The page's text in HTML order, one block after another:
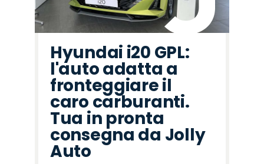
Hyundai i20 GPL:
l'auto adatta a
fronteggiare il
caro carburanti.
Tua in pronta
consegna da Jolly
Auto